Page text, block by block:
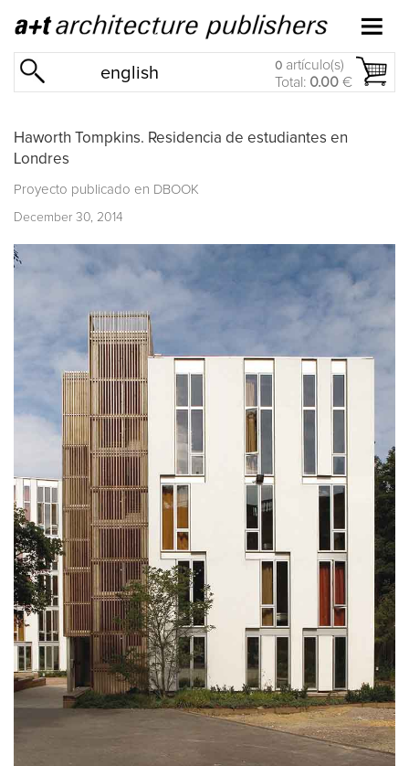
english 0 artículo(s)
Total: 0.00 €
Haworth Tompkins. Residencia de estudiantes en
Londres
Proyecto publicado en DBOOK
December 30, 2014